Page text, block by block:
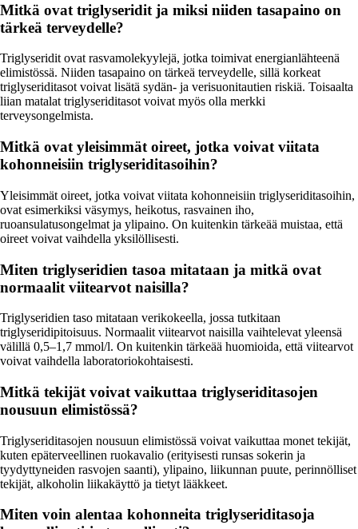
Mitkä ovat triglyseridit ja miksi niiden tasapaino on
tärkeä terveydelle?
Triglyseridit ovat rasvamolekyylejä, jotka toimivat energianlähteenä
elimistössä. Niiden tasapaino on tärkeä terveydelle, sillä korkeat
triglyseriditasot voivat lisätä sydän- ja verisuonitautien riskiä. Toisaalta
liian matalat triglyseriditasot voivat myös olla merkki
terveysongelmista.
Mitkä ovat yleisimmät oireet, jotka voivat viitata
kohonneisiin triglyseriditasoihin?
Yleisimmät oireet, jotka voivat viitata kohonneisiin triglyseriditasoihin,
ovat esimerkiksi väsymys, heikotus, rasvainen iho,
ruoansulatusongelmat ja ylipaino. On kuitenkin tärkeää muistaa, että
oireet voivat vaihdella yksilöllisesti.
Miten triglyseridien tasoa mitataan ja mitkä ovat
normaalit viitearvot naisilla?
Triglyseridien taso mitataan verikokeella, jossa tutkitaan
triglyseridipitoisuus. Normaalit viitearvot naisilla vaihtelevat yleensä
välillä 0,5–1,7 mmol/l. On kuitenkin tärkeää huomioida, että viitearvot
voivat vaihdella laboratoriokohtaisesti.
Mitkä tekijät voivat vaikuttaa triglyseriditasojen
nousuun elimistössä?
Triglyseriditasojen nousuun elimistössä voivat vaikuttaa monet tekijät,
kuten epäterveellinen ruokavalio (erityisesti runsas sokerin ja
tyydyttyneiden rasvojen saanti), ylipaino, liikunnan puute, perinnölliset
tekijät, alkoholin liikakäyttö ja tietyt lääkkeet.
Miten voin alentaa kohonneita triglyseriditasoja